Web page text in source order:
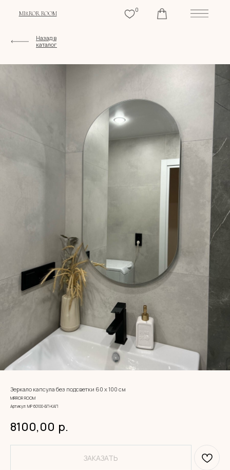
Зеркало капсула без подсветки 60 х 100 см
MIRROR ROOM
Артикул:МР 60100-БП-КАП
8100,00 р.
ЗАКАЗАТЬ